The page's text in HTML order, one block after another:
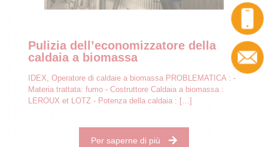
Pulizia dell’economizzatore della
caldaia a biomassa
IDEX, Operatore di caldaie a biomassa PROBLEMATICA : -
Materia trattata: fumo - Costruttore Caldaia a biomassa :
LEROUX et LOTZ - Potenza della caldaia : […]
Per saperne di più